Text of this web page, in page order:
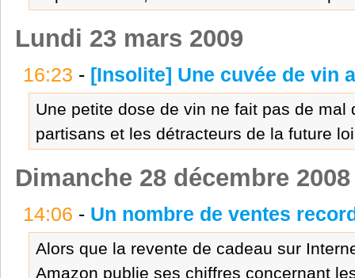
Lundi 23 mars 2009
16:23 - [Insolite] Une cuvée de vin
Une petite dose de vin ne fait pas de mal
partisans et les détracteurs de la future
Dimanche 28 décembre 2008
14:06 - Un nombre de ventes
Alors que la revente de cadeau sur
Amazon publie ses chiffres concernant